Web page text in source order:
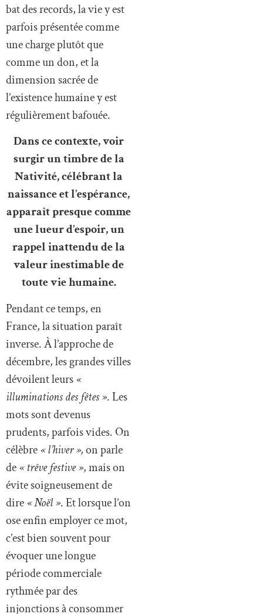
bat des records, la vie y est
parfois présentée comme
une charge plutôt que
comme un don, et la
dimension sacrée de
l’existence humaine y est
régulièrement bafouée.
Dans ce contexte, voir
surgir un timbre de la
Nativité, célébrant la
naissance et l’espérance,
apparaît presque comme
une lueur d’espoir, un
rappel inattendu de la
valeur inestimable de
toute vie humaine.
Pendant ce temps, en
France, la situation paraît
inverse. À l’approche de
décembre, les grandes villes
dévoilent leurs«
illuminations des fêtes ». Les
mots sont devenus
prudents, parfois vides. On
célèbre« l’hiver »,on parle
de« trêve festive », mais on
évite soigneusement de
dire« Noël ». Et lorsque l’on
ose enfin employer ce mot,
c’est bien souvent pour
évoquer une longue
période commerciale
rythmée par des
injonctions à consommer